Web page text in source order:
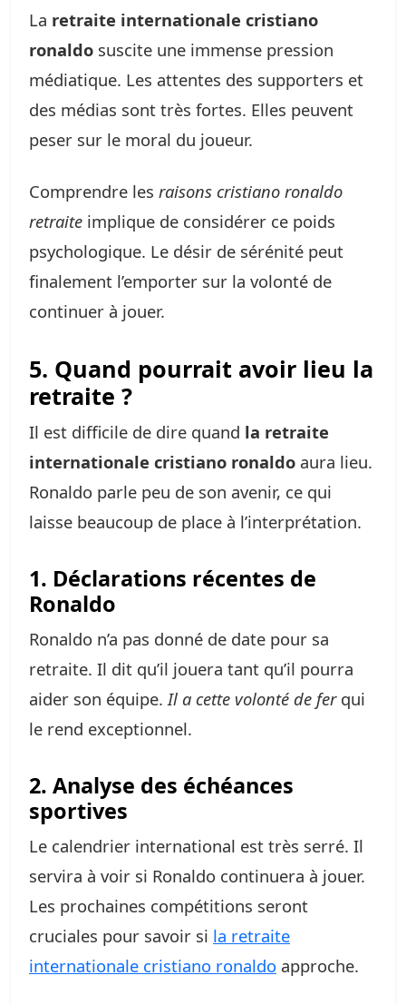
La retraite internationale cristiano
ronaldo suscite une immense pression
médiatique. Les attentes des supporters et
des médias sont très fortes. Elles peuvent
peser sur le moral du joueur.
Comprendre les raisons cristiano ronaldo
retraite implique de considérer ce poids
psychologique. Le désir de sérénité peut
finalement l’emporter sur la volonté de
continuer à jouer.
5. Quand pourrait avoir lieu la
retraite ?
Il est difficile de dire quand la retraite
internationale cristiano ronaldo aura lieu.
Ronaldo parle peu de son avenir, ce qui
laisse beaucoup de place à l’interprétation.
1. Déclarations récentes de
Ronaldo
Ronaldo n’a pas donné de date pour sa
retraite. Il dit qu’il jouera tant qu’il pourra
aider son équipe.Il a cette volonté de ferqui
le rend exceptionnel.
2. Analyse des échéances
sportives
Le calendrier international est très serré. Il
servira à voir si Ronaldo continuera à jouer.
Les prochaines compétitions seront
cruciales pour savoir si la retraite
internationale cristiano ronaldo approche.